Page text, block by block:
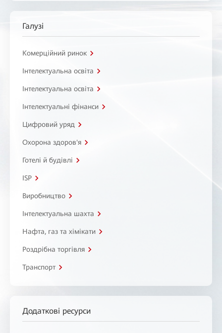
Галузі
Комерційний ринок
Інтелектуальна освіта
Інтелектуальна освіта
Інтелектуальні фінанси
Цифровий уряд
Охорона здоров'я
Готелі й будівлі
ISP
Виробництво
Інтелектуальна шахта
Нафта, газ та хімікати
Роздрібна торгівля
Транспорт
Додаткові ресурси